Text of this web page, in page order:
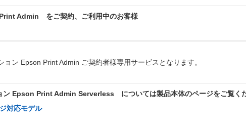
Admin をご契約、ご利用中のお客様
ョン Epson Print Admin ご契約者様専用サービスとなります。
ン Epson Print Admin Serverless については製品本体のページをご覧くだ
対応モデル